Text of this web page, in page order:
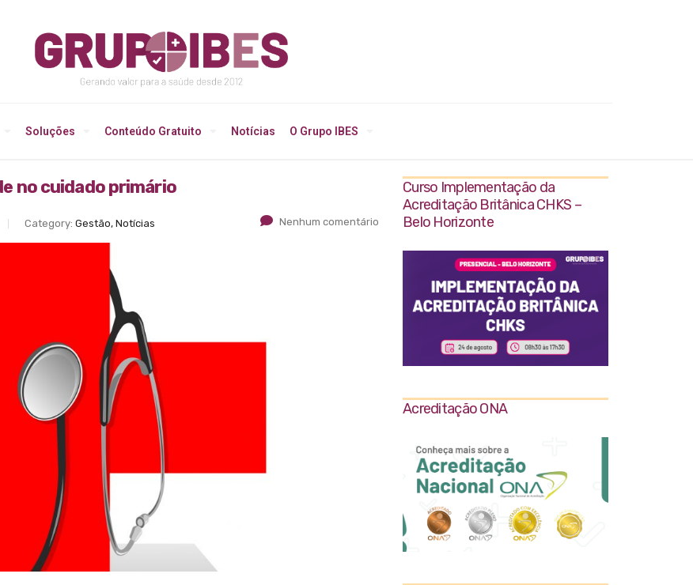
Soluções Conteúdo Gratuito Notícias O Grupo IBES
no cuidado primário
Category: Gestão, Notícias Nenhum comentário
Curso Implementação da
Acreditação Britânica CHKS –
Belo Horizonte
Acreditação ONA